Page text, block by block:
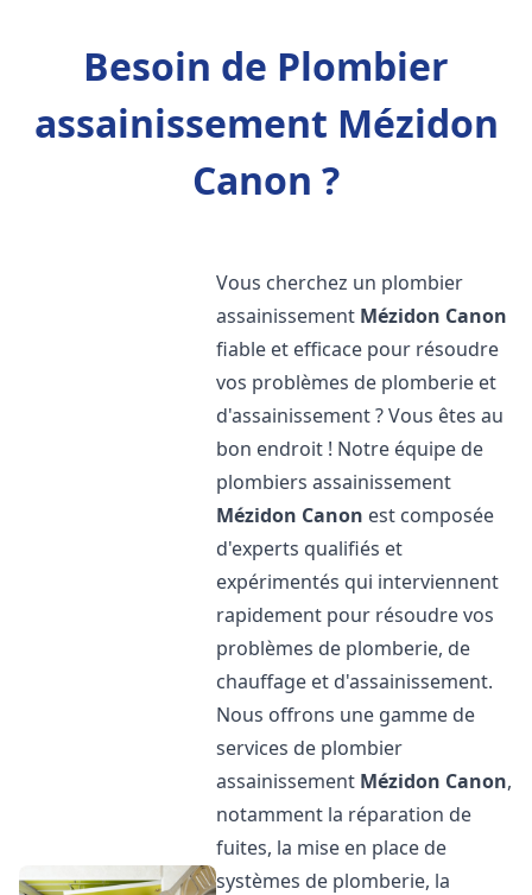
Besoin de Plombier
assainissement Mézidon
Canon ?
Vous cherchez un plombier
assainissement Mézidon Canon
fiable et efficace pour résoudre
vos problèmes de plomberie et
d'assainissement ? Vous êtes au
bon endroit ! Notre équipe de
plombiers assainissement
Mézidon Canon est composée
d'experts qualifiés et
expérimentés qui interviennent
rapidement pour résoudre vos
problèmes de plomberie, de
chauffage et d'assainissement.
Nous offrons une gamme de
services de plombier
assainissement Mézidon Canon,
notamment la réparation de
fuites, la mise en place de
systèmes de plomberie, la